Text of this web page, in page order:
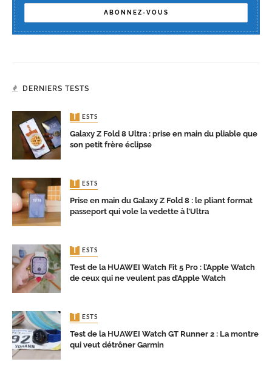
DERNIERS TESTS
TESTS
Galaxy Z Fold 8 Ultra : prise en main du pliable que
son petit frère éclipse
TESTS
Prise en main du Galaxy Z Fold 8 : le pliant format
passeport qui vole la vedette à l’Ultra
TESTS
Test de la HUAWEI Watch Fit 5 Pro : l’Apple Watch
de ceux qui ne veulent pas d’Apple Watch
TESTS
Test de la HUAWEI Watch GT Runner 2 : La montre
qui veut détrôner Garmin